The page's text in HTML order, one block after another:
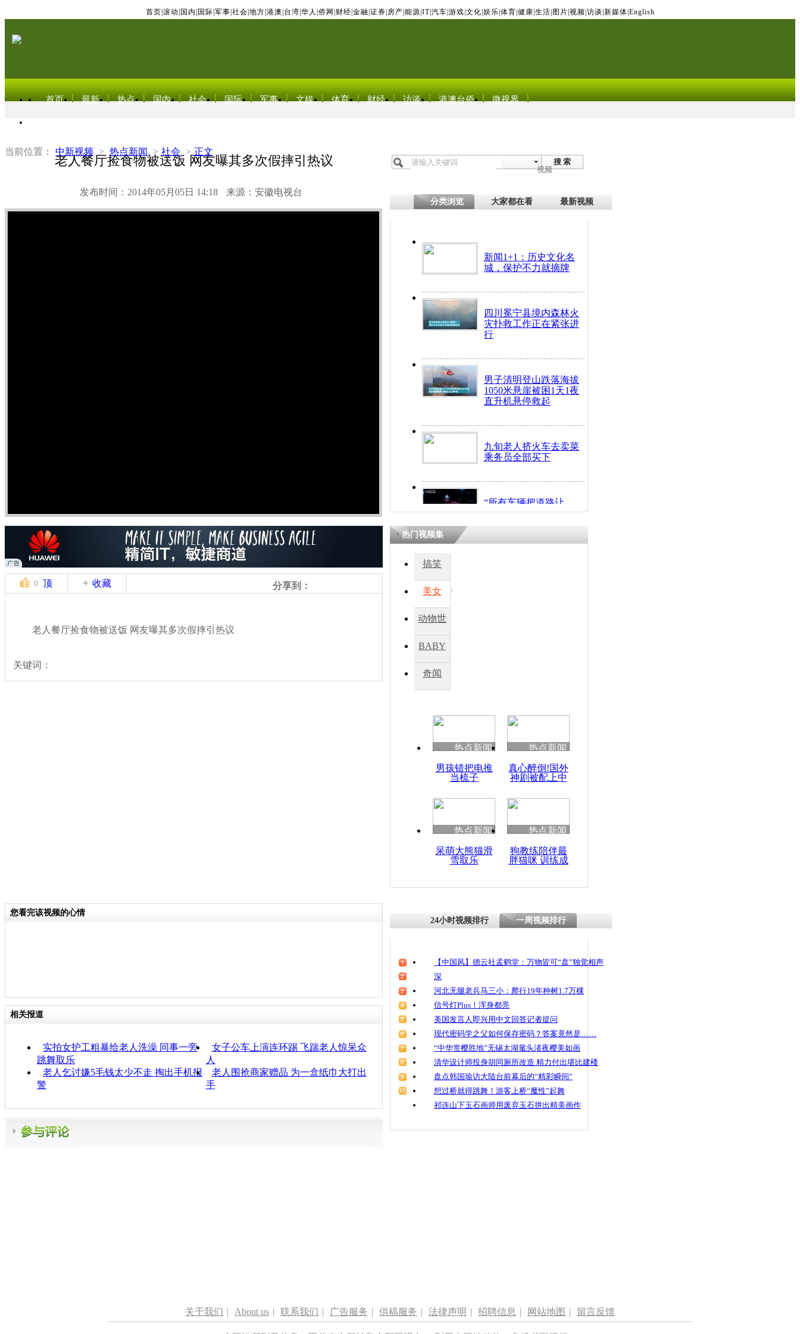
首页 滚动 国内 国际 军事 社会 地方 港澳 台湾 华人 侨网 财经 金融 证券 房产 能源 IT| 汽车 游戏 文化 娱乐 体育 健康 生活 图片 视频 访谈 新媒体 English
首页 最新 热点 国内 社会 国际 军事 文娱 体育 财经 访谈 港澳台侨 微视界
当前位置： 中新视频 > 热点新闻 > 社会 > 正文
老人餐厅捡食物被送饭 网友曝其多次假摔引热议
发布时间：2014年05月05日 14:18 来源：安徽电视台
搜 索
视频
分类浏览 大家都在看 最新视频
新闻1+1：历史文化名
城，保护不力就摘牌
四川冕宁县境内森林火
灾扑救工作正在紧张进
行
男子清明登山跌落海拔
1050米悬崖被困1天1夜
直升机悬停救起
九旬老人挤火车去卖菜
乘务员全部买下
“所有车辆把道路让
开！”儿童突发疾病交
因
度苗族花山节
魂
0 顶 收藏 分享到：
老人餐厅捡食物被送饭 网友曝其多次假摔引热议
关键词：
热门视频集
搞笑
美女
动物世
BABY
秀
奇闻
热点新闻
男孩错把电推
当梳子
热点新闻
真心醉倒!国外
神剧被配上中
热点新闻
呆萌大熊猫滑
雪取乐
热点新闻
狗教练陪伴最
胖猫咪 训练成
您看完该视频的心情
相关报道
实拍女护工粗暴给老人洗澡 同事一旁
跳舞取乐
女子公车上演连环踢 飞踹老人惊呆众
人
老人乞讨嫌5毛钱太少不走 掏出手机报
警
老人围抢商家赠品 为一盒纸巾大打出
手
24小时视频排行 一周视频排行
【中国风】德云社孟鹤堂：万物皆可“盘”独觉相声
深
河北无腿老兵马三小：爬行19年种树1.7万棵
信号灯Plus！浑身都亮
美国发言人即兴用中文回答记者提问
现代密码学之父如何保存密码？答案竟然是……
“中华赏樱胜地”无锡太湖鼋头渚夜樱美如画
清华设计师投身胡同厕所改造 精力付出堪比建楼
盘点韩国瑜访大陆台前幕后的“精彩瞬间”
想过桥就得跳舞！游客上桥“魔性”起舞
祁连山下玉石画师用废弃玉石拼出精美画作
关于我们 | About us | 联系我们 | 广告服务 | 供稿服务 | 法律声明 | 招聘信息 | 网站地图 | 留言反馈